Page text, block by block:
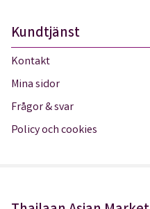
Kundtjänst
Kontakt
Mina sidor
Frågor & svar
Policy och cookies